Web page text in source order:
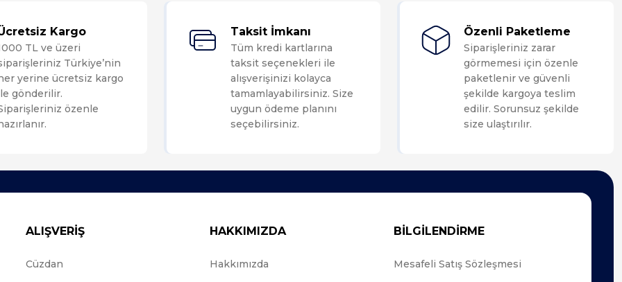
Kargo
TL ve üzeri
Türkiye’nin
yerine ücretsiz kargo
gönderilir.
özenle
Taksit İmkanı
Tüm kredi kartlarına
taksit seçenekleri ile
alışverişinizi kolayca
tamamlayabilirsiniz. Size
uygun ödeme planını
seçebilirsiniz.
Özenli Paketleme
Siparişleriniz zarar
görmemesi için özenle
paketlenir ve güvenli
şekilde kargoya teslim
edilir. Sorunsuz şekilde
size ulaştırılır.
ALIŞVERİŞ
Cüzdan
HAKKIMIZDA
Hakkımızda
BİLGİLENDİRME
Mesafeli Satış Sözleşmesi